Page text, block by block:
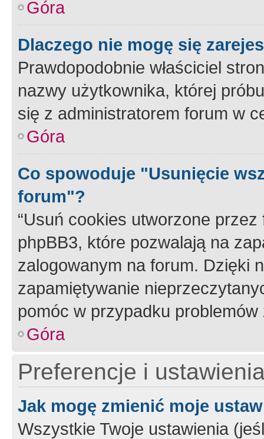
Góra
Dlaczego nie mogę się
Prawdopodobnie właściciel
nazwy użytkownika, której
się z administratorem forum w
Góra
Co spowoduje "Usunięcie
forum"?
“Usuń cookies utworzone
phpBB3, które pozwalają na
zalogowanym na forum. Dzięki
zapamiętywanie
pomóc w przypadku
Góra
Preferencje i
Jak mogę zmienić moje
Wszystkie Twoje ustawienia